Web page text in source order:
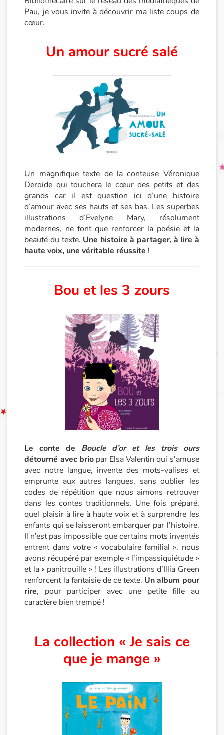
Princesses et princes, rois, reines et dragons
Ogres, monstres et sorcières
Héroïnes et héros
Écologie, nature, saisons
Voyage, épopée, enquête, aventure
Autour du monde
Apprentissage
Art, espace, activité
Documentaires
Quotidien et loisirs
Fêtes et évènements
Émotions et sentiments
Catalogue anglais
Contraste +
Aide
Accueil
Famille
Écoles
Vidéos & Tutoriaux
Pau, je vous invite à découvrir ma liste coups de
cœur.
Un amour sucré salé
Un magnifique texte de la conteuse Véronique
Deroide qui touchera le cœur des petits et des
grands car il est question ici d’une histoire
d’amour avec ses hauts et ses bas. Les superbes
illustrations d’Evelyne Mary, résolument
modernes, ne font que renforcer la poésie et la
beauté du texte. Une histoire à partager, à lire à
haute voix, une véritable réussite !
Bou et les 3 zours
Le conte de Boucle d’or et les trois ours
détourné avec briopar Elsa Valentin qui s’amuse
avec notre langue, invente des mots-valises et
emprunte aux autres langues, sans oublier les
codes de répétition que nous aimons retrouver
dans les contes traditionnels. Une fois préparé,
quel plaisir à lire à haute voix et à surprendre les
enfants qui se laisseront embarquer par l’histoire.
Il n’est pas impossible que certains mots inventés
entrent dans votre « vocabulaire familial », nous
avons récupéré par exemple « l’impassiquiétude »
et la « panitrouille » ! Les illustrations d’Illia Green
renforcent la fantaisie de ce texte. Un album pour
rire, pour participer avec une petite fille au
caractère bien trempé !
La collection « Je sais ce
que je mange »